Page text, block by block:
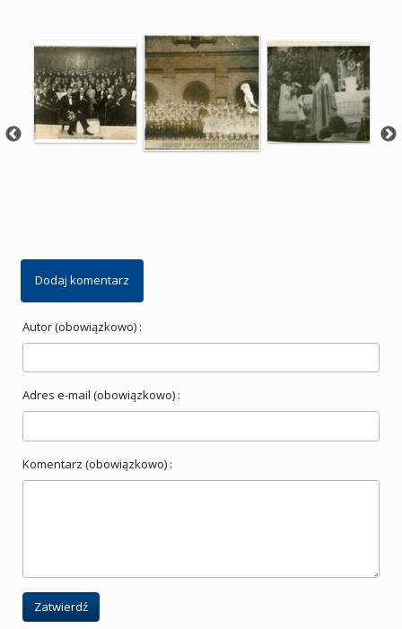
Dodaj komentarz
Autor (obowiązkowo) :
Adres e-mail (obowiązkowo) :
Komentarz (obowiązkowo) :
Zatwierdź